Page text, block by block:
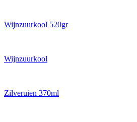
Wijnzuurkool 520gr
Wijnzuurkool
Zilveruien 370ml